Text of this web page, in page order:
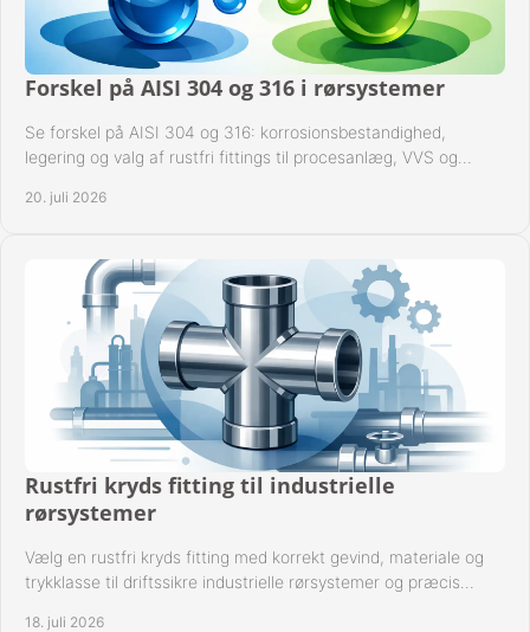
Forskel på AISI 304 og 316 i rørsystemer
Se forskel på AISI 304 og 316: korrosionsbestandighed,
legering og valg af rustfri fittings til procesanlæg, VVS og
20. juli 2026
Rustfri kryds fitting til industrielle
rørsystemer
Vælg en rustfri kryds fitting med korrekt gevind, materiale og
trykklasse til driftssikre industrielle rørsystemer og præcis
18. juli 2026